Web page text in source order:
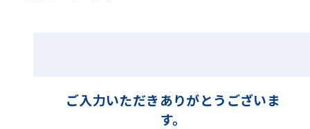
ご入力いただきありがとうございま
す。